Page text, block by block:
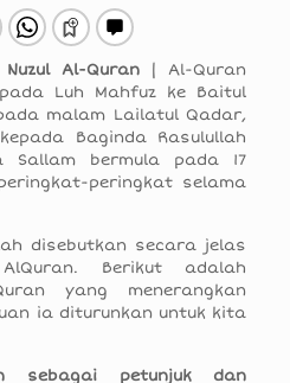
Al-Quran| Al-Quran
Luh Mahfuz ke Baitul
malam Lailatul Qadar,
Baginda Rasulullah
Sallam bermula pada 17
peringkat selama
disebutkan secara jelas
Berikut adalah
yang menerangkan
ia diturunkan untuk kita
sebagai petunjuk dan